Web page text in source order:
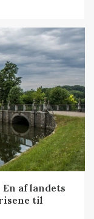
af landets
til